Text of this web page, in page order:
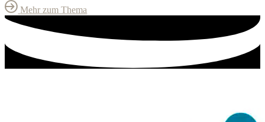
Mehr zum Thema